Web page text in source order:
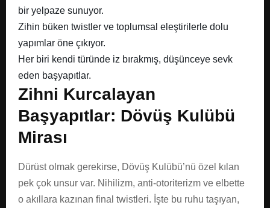
bir yelpaze sunuyor.
Zihin büken twistler ve toplumsal eleştirilerle dolu
yapımlar öne çıkıyor.
Her biri kendi türünde iz bırakmış, düşünceye sevk
eden başyapıtlar.
Zihni Kurcalayan
Başyapıtlar: Dövüş Kulübü
Mirası
Dürüst olmak gerekirse, Dövüş Kulübü’nü özel kılan
pek çok unsur var. Nihilizm, anti-otoriterizm ve elbette
o akıllara kazınan final twistleri. İşte bu ruhu taşıyan,